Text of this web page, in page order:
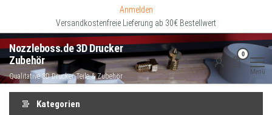
springen
Anmelden
Versandkostenfreie Lieferung ab 30€ Bestellwert
Nozzleboss.de 3D Drucker
Zubehör
Qualitative 3D Drucker Teile & Zubehör
0
Menü
Kategorien